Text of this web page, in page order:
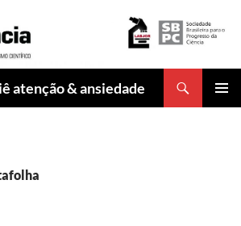
atenção & ansiedade